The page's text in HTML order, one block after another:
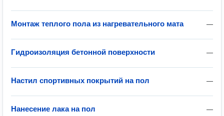
—
Монтаж теплого пола из нагревательного мата
—
Гидроизоляция бетонной поверхности
—
Настил спортивных покрытий на пол
—
Нанесение лака на пол